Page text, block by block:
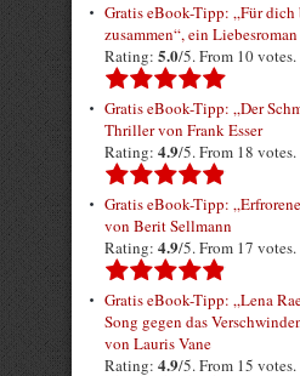
Gratis eBook-Tipp: „Für
zusammen“, ein
Rating: 5.0/5. From 10 votes.
Gratis eBook-Tipp: „Der
Thriller von Frank Esser
Rating: 4.9/5. From 18 votes.
Gratis eBook-Tipp:
von Berit Sellmann
Rating: 4.9/5. From 17 votes.
Gratis eBook-Tipp: „Lena
Song gegen das
von Lauris Vane
Rating: 4.9/5. From 15 votes.